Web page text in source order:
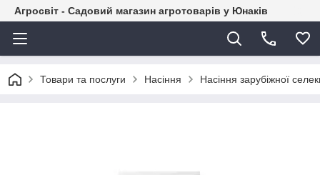
Агросвіт - Садовий магазин агротоварів у Юнаків
Товари та послуги Насіння Насіння зарубіжної